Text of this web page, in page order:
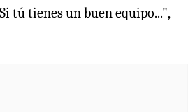
tú tienes un buen equipo...",